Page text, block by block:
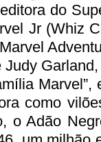
do
Jr (Whiz
Marvel”,
como
o Adão